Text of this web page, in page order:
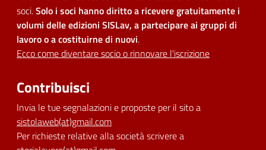
soci.Solo i soci hanno diritto a ricevere gratuitamente i
volumi delle edizioni SISLav, a partecipare ai gruppi di
lavoro o a costituirne di nuovi.
Ecco come diventare socio o rinnovare l'iscrizione
Contribuisci
Invia le tue segnalazioni e proposte per il sito a
sistolaweb(at)gmail.com
Per richieste relative alla società scrivere a